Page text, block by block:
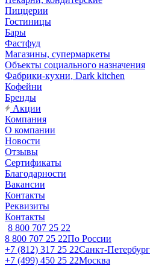
Пиццерии
Гостиницы
Бары
Фастфуд
Магазины, супермаркеты
Объекты социального назначения
Фабрики-кухни, Dark kitchen
Кофейни
Бренды
Акции
Компания
О компании
Новости
Отзывы
Сертификаты
Благодарности
Вакансии
Контакты
Реквизиты
Контакты
8 800 707 25 22
8 800 707 25 22По России
+7 (812) 317 25 22Санкт-Петербург
+7 (499) 450 25 22Москва